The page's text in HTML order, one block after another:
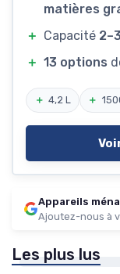
matières
＋ Capacité
＋ 13 options
＋ 4,2 L ＋
Appareils
Ajoutez-nous à
Les plus lus